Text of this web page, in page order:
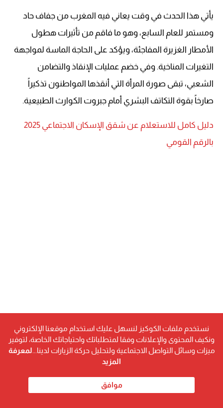
يأتي هذا الحدث في وقت يعاني فيه المغرب من جفاف حاد
ومستمر للعام السابع، وهو ما فاقم من تأثيرات هطول
الأمطار الغزيرة المفاجئة، ويؤكد على الحاجة الماسة لمواجهة
التغيرات المناخية. وفي خضم عمليات الإنقاذ والتضامن
الشعبي، تبقى صورة المرأة التي أنقذها المواطنون تذكيراً
صارخاً بقوة التكاتف البشري أمام جبروت الكوارث الطبيعية.
دليل كامل للاستعلام عن شقق الإسكان الاجتماعي 2025
بالرقم القومي
نستخدم ملفات الكوكيز لنسهل عليك استخدام موقعنا الإلكتروني
ونكيف المحتوى والإعلانات وفقا لمتطلباتك واحتياجاتك الخاصة، لتوفير
ميزات وسائل التواصل الاجتماعية ولتحليل حركة الزيارات لدينا... لمعرفة
المزيد
موافق